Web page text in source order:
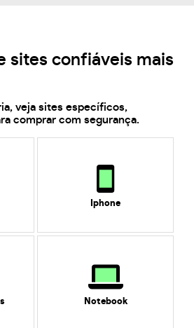
sites confiáveis mais
veja sites específicos,
comprar com segurança.
Iphone
Notebook